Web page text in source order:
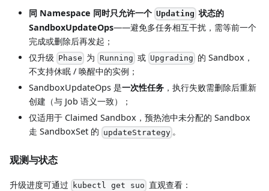
同 Namespace 同时只允许一个 Updating 状态的
SandboxUpdateOps——避免多任务相互干扰，需等前一个
完成或删除后再发起；
仅升级 Phase 为 Running 或 Upgrading 的 Sandbox，
不支持休眠 / 唤醒中的实例；
SandboxUpdateOps 是一次性任务 ，执行失败需删除后重新
创建（与 Job 语义一致）；
仅适用于 Claimed Sandbox，预热池中未分配的 Sandbox
走 SandboxSet 的 updateStrategy 。
观测与状态
升级进度可通过 kubectl get suo 直观查看：